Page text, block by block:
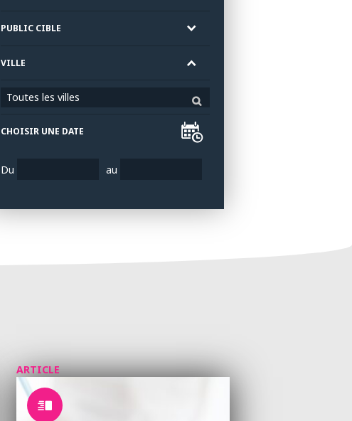
PUBLIC CIBLE
VILLE
Toutes les villes
CHOISIR UNE DATE
Du au
ARTICLE